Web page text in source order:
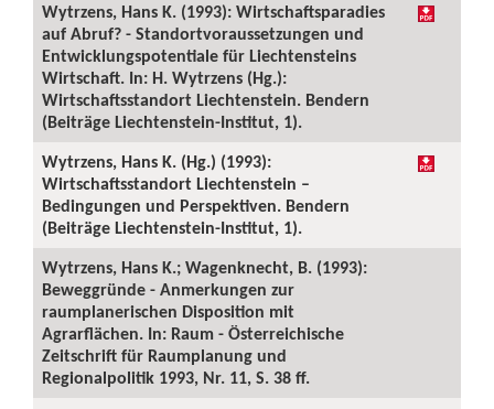
Wytrzens, Hans K. (1993): Wirtschaftsparadies
auf Abruf? - Standortvoraussetzungen und
Entwicklungspotentiale für Liechtensteins
Wirtschaft. In: H. Wytrzens (Hg.):
Wirtschaftsstandort Liechtenstein. Bendern
(Beiträge Liechtenstein-Institut, 1).
Wytrzens, Hans K. (Hg.) (1993):
Wirtschaftsstandort Liechtenstein –
Bedingungen und Perspektiven. Bendern
(Beiträge Liechtenstein-Institut, 1).
Wytrzens, Hans K.; Wagenknecht, B. (1993):
Beweggründe - Anmerkungen zur
raumplanerischen Disposition mit
Agrarflächen. In: Raum - Österreichische
Zeitschrift für Raumplanung und
Regionalpolitik 1993, Nr. 11, S. 38 ff.